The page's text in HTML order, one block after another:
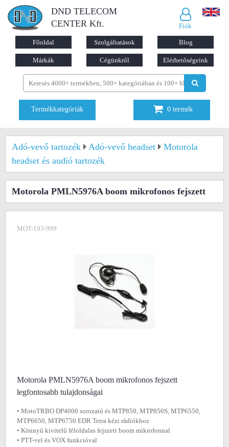
DND TELECOM
CENTER Kft.
Fiók
Főoldal Szolgáltatások Blog
Márkák Cégünkről Elérhetőségeink
Termékkategóriák 0 termék
Adó-vevő tartozék Adó-vevő headset
Motorola
headset és audió tartozék
Motorola PMLN5976A boom mikrofonos fejszett
MOT-193-999
Motorola PMLN5976A boom mikrofonos fejszett
legfontosabb tulajdonságai
• MotoTRBO DP4000 sorozatú és MTP850, MTP850S, MTP6550,
MTP6650, MTP6750 EDR Tetra kézi rádiókhoz
• Könnyű kivitelű féloldalas fejszett boom mikrofonnal
• PTT-vel és VOX funkcióval